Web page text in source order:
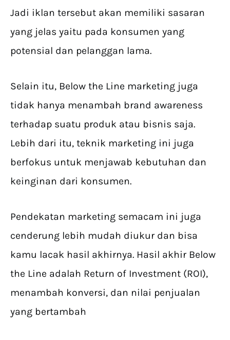
Jadi iklan tersebut akan memiliki sasaran
yang jelas yaitu pada konsumen yang
potensial dan pelanggan lama.
Selain itu, Below the Line marketing juga
tidak hanya menambah brand awareness
terhadap suatu produk atau bisnis saja.
Lebih dari itu, teknik marketing ini juga
berfokus untuk menjawab kebutuhan dan
keinginan dari konsumen.
Pendekatan marketing semacam ini juga
cenderung lebih mudah diukur dan bisa
kamu lacak hasil akhirnya. Hasil akhir Below
the Line adalah Return of Investment (ROI),
menambah konversi, dan nilai penjualan
yang bertambah